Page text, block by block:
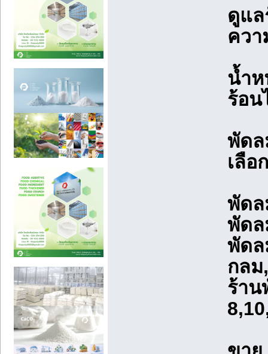
ดูแล
ควา
น้ำห
ร้อน
พัดล
เลือ
พัดล
พัดล
พัดล
กลม,
ร้าน